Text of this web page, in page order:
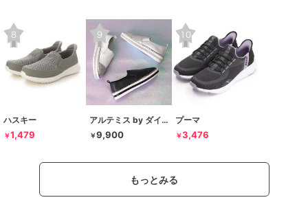
ハスキー
￥1,479
アルテミス by ダイアナ
￥9,900
プーマ
￥3,476
もっとみる